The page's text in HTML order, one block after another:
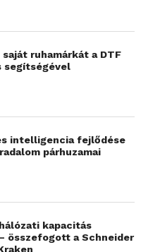
ruhamárkát a DTF
segítségével
intelligencia fejlődése
párhuzamai
kapacitás
összefogott a Schneider